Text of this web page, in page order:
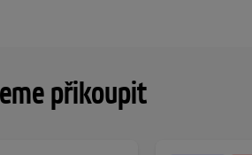
přikoupit